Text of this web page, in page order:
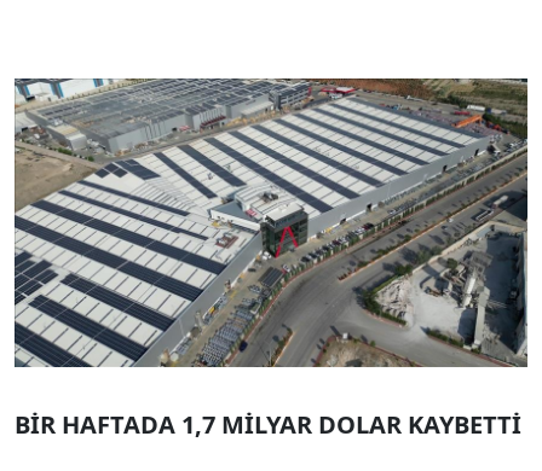
BİR HAFTADA 1,7 MİLYAR DOLAR KAYBETTİ